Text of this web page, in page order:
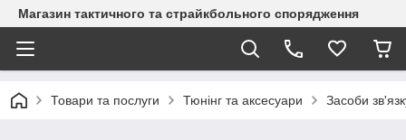
Магазин тактичного та страйкбольного спорядження
Товари та послуги Тюнінг та аксесуари Засоби